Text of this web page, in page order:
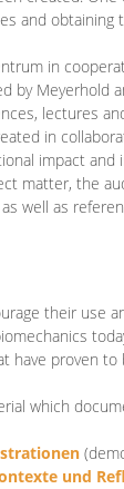
and
in
by Meyerhold
lectures
in
impact
matter, the
well as
their use
have proven
which
und